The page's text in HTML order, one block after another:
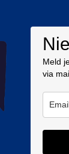
Meld
via